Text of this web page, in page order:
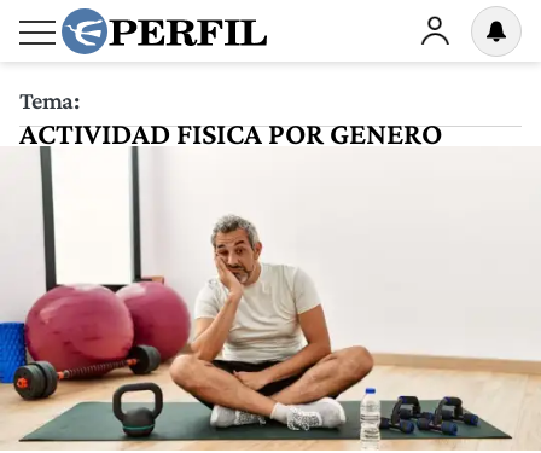
Tema:
ACTIVIDAD FISICA POR GENERO